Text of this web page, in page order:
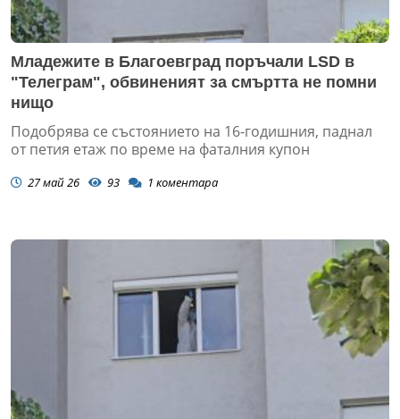
Младежите в Благоевград поръчали LSD в
"Телеграм", обвиненият за смъртта не помни
нищо
Подобрява се състоянието на 16-годишния, паднал
от петия етаж по време на фаталния купон
27 май 26 93 1 коментара